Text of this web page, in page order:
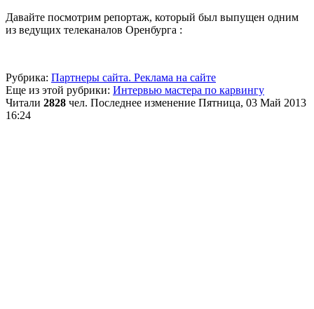
Давайте посмотрим репортаж, который был выпущен одним
из ведущих телеканалов Оренбурга :
Рубрика: Партнеры сайта. Реклама на сайте
Еще из этой рубрики: Интервью мастера по карвингу
Читали 2828 чел. Последнее изменение Пятница, 03 Май 2013
16:24